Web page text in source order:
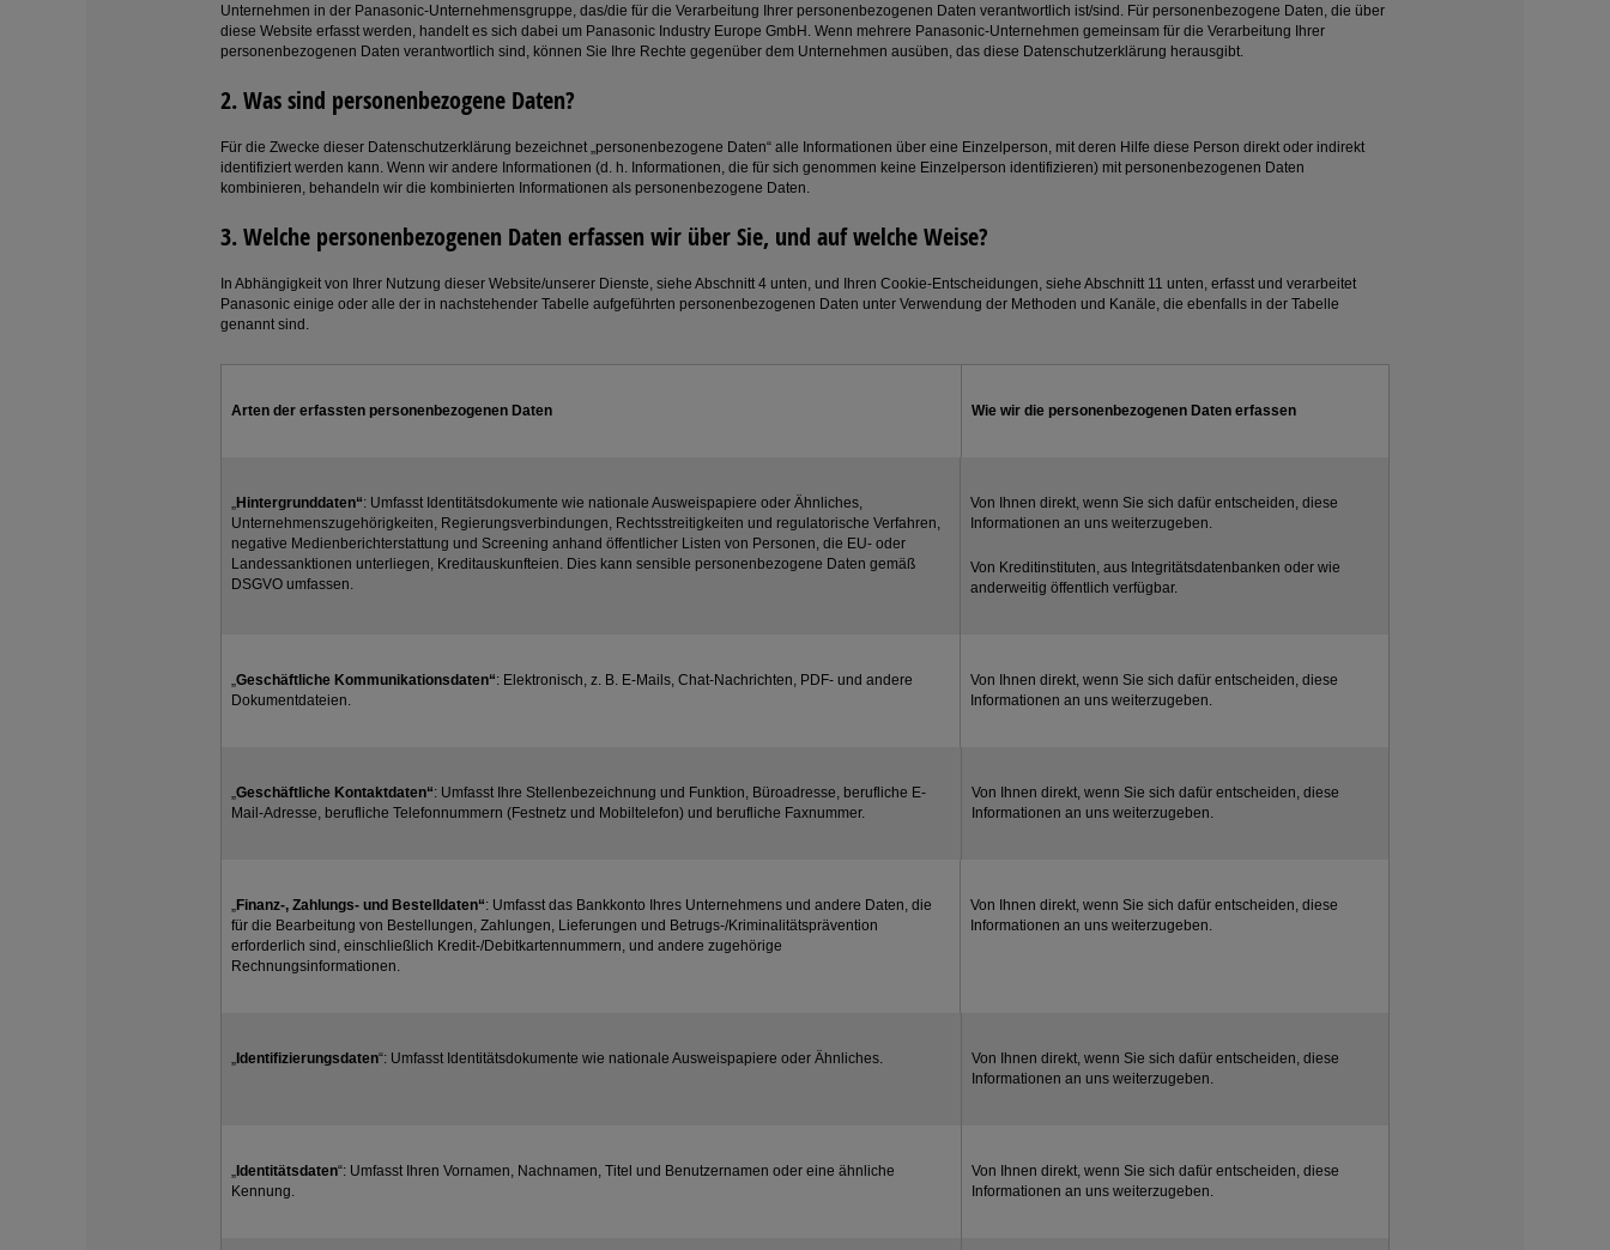
Unternehmen in der Panasonic-Unternehmensgruppe, das/die für die Verarbeitung Ihrer personenbezogenen Daten verantwortlich ist/sind. Für personenbezogene Daten, die über
diese Website erfasst werden, handelt es sich dabei um Panasonic Industry Europe GmbH. Wenn mehrere Panasonic-Unternehmen gemeinsam für die Verarbeitung Ihrer
personenbezogenen Daten verantwortlich sind, können Sie Ihre Rechte gegenüber dem Unternehmen ausüben, das diese Datenschutzerklärung herausgibt.
2. Was sind personenbezogene Daten?
Für die Zwecke dieser Datenschutzerklärung bezeichnet „personenbezogene Daten“ alle Informationen über eine Einzelperson, mit deren Hilfe diese Person direkt oder indirekt
identifiziert werden kann. Wenn wir andere Informationen (d. h. Informationen, die für sich genommen keine Einzelperson identifizieren) mit personenbezogenen Daten
kombinieren, behandeln wir die kombinierten Informationen als personenbezogene Daten.
3. Welche personenbezogenen Daten erfassen wir über Sie, und auf welche Weise?
In Abhängigkeit von Ihrer Nutzung dieser Website/unserer Dienste, siehe Abschnitt 4 unten, und Ihren Cookie-Entscheidungen, siehe Abschnitt 11 unten, erfasst und verarbeitet
Panasonic einige oder alle der in nachstehender Tabelle aufgeführten personenbezogenen Daten unter Verwendung der Methoden und Kanäle, die ebenfalls in der Tabelle
genannt sind.
Arten der erfassten personenbezogenen Daten Wie wir die personenbezogenen Daten erfassen
„Hintergrunddaten“: Umfasst Identitätsdokumente wie nationale Ausweispapiere oder Ähnliches,
Unternehmenszugehörigkeiten, Regierungsverbindungen, Rechtsstreitigkeiten und regulatorische Verfahren,
negative Medienberichterstattung und Screening anhand öffentlicher Listen von Personen, die EU- oder
Landessanktionen unterliegen, Kreditauskunfteien. Dies kann sensible personenbezogene Daten gemäß
DSGVO umfassen.
Von Ihnen direkt, wenn Sie sich dafür entscheiden, diese
Informationen an uns weiterzugeben.
Von Kreditinstituten, aus Integritätsdatenbanken oder wie
anderweitig öffentlich verfügbar.
„Geschäftliche Kommunikationsdaten“: Elektronisch, z. B. E-Mails, Chat-Nachrichten, PDF- und andere
Dokumentdateien.
Von Ihnen direkt, wenn Sie sich dafür entscheiden, diese
Informationen an uns weiterzugeben.
„Geschäftliche Kontaktdaten“: Umfasst Ihre Stellenbezeichnung und Funktion, Büroadresse, berufliche E-
Mail-Adresse, berufliche Telefonnummern (Festnetz und Mobiltelefon) und berufliche Faxnummer.
Von Ihnen direkt, wenn Sie sich dafür entscheiden, diese
Informationen an uns weiterzugeben.
„Finanz-, Zahlungs- und Bestelldaten“: Umfasst das Bankkonto Ihres Unternehmens und andere Daten, die
für die Bearbeitung von Bestellungen, Zahlungen, Lieferungen und Betrugs-/Kriminalitätsprävention
erforderlich sind, einschließlich Kredit-/Debitkartennummern, und andere zugehörige
Rechnungsinformationen.
Von Ihnen direkt, wenn Sie sich dafür entscheiden, diese
Informationen an uns weiterzugeben.
„ Identifizierungsdaten“: Umfasst Identitätsdokumente wie nationale Ausweispapiere oder Ähnliches.
Von Ihnen direkt, wenn Sie sich dafür entscheiden, diese
Informationen an uns weiterzugeben.
„ Identitätsdaten“: Umfasst Ihren Vornamen, Nachnamen, Titel und Benutzernamen oder eine ähnliche
Kennung.
Von Ihnen direkt, wenn Sie sich dafür entscheiden, diese
Informationen an uns weiterzugeben.